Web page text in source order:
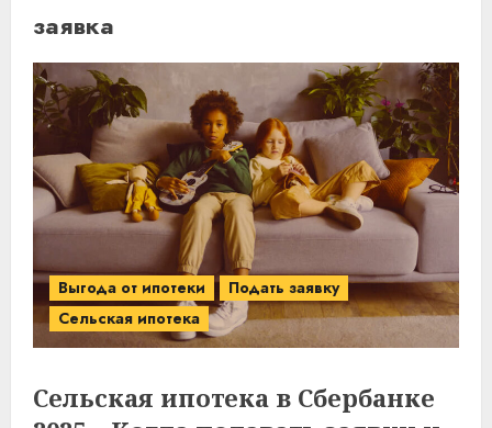
заявка
Выгода от ипотеки
Подать заявку
Сельская ипотека
Сельская ипотека в Сбербанке